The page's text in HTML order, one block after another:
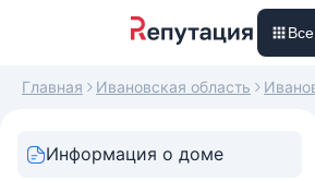
Главная Ивановская область
Информация о доме